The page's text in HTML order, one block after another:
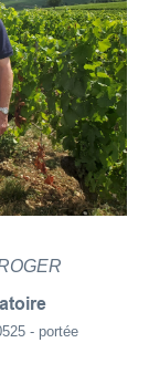
- portée